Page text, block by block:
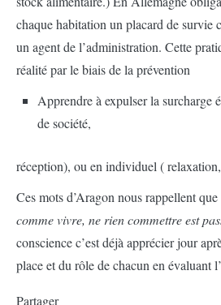
chaque habitation un placard de survie
un agent de l’administration. Cette
réalité par le biais de la prévention
Apprendre à expulser la surcharge
de société,
réception), ou en individuel (
Ces mots d’Aragon nous rappellent que
comme vivre, ne rien commettre est
conscience c’est déjà apprécier jour
place et du rôle de chacun en évaluant
Partager